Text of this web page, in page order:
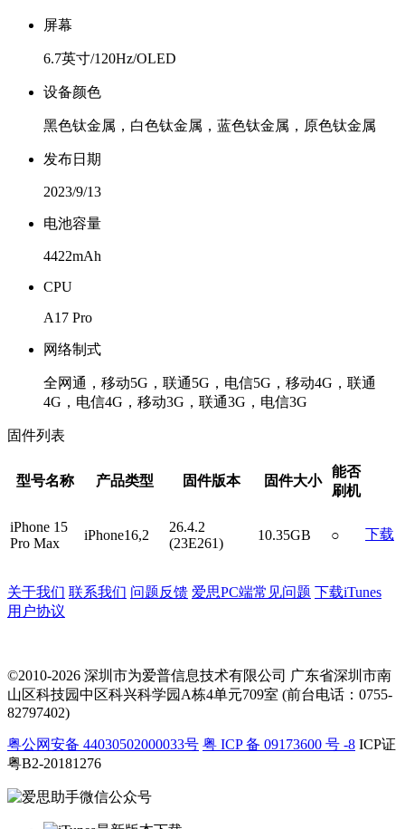
屏幕
6.7英寸/120Hz/OLED
设备颜色
黑色钛金属，白色钛金属，蓝色钛金属，原色钛金属
发布日期
2023/9/13
电池容量
4422mAh
CPU
A17 Pro
网络制式
全网通，移动5G，联通5G，电信5G，移动4G，联通
4G，电信4G，移动3G，联通3G，电信3G
固件列表
型号名称 产品类型 固件版本 固件大小
能否
刷机
iPhone 15
Pro Max
iPhone16,2
26.4.2
(23E261)
10.35GB ○ 下载
关于我们 联系我们 问题反馈 爱思PC端常见问题 下载iTunes
用户协议
©2010-2026 深圳市为爱普信息技术有限公司 广东省深圳市南
山区科技园中区科兴科学园A栋4单元709室 (前台电话：0755-
82797402)
粤公网安备 44030502000033号 粤 ICP 备 09173600 号 -8 ICP证
粤B2-20181276